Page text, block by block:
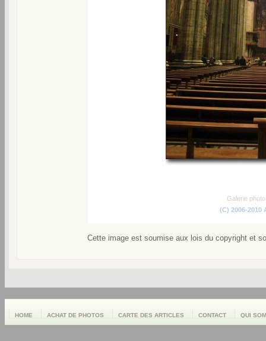
Galerie
(C) 2006-2010
Cette image est soumise aux lois du copyright et
HOME ACHAT DE PHOTOS CARTE DES ARTICLES CONTACT QUI